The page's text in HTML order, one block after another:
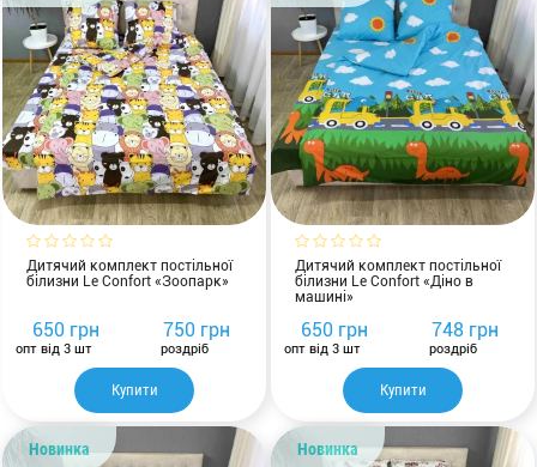
Дитячий комплект постільної
білизни Le Confort «Зоопарк»
Купити
650 грн
опт від 3 шт
750 грн
роздріб
Дитячий комплект постільної
білизни Le Confort «Діно в
машині»
Купити
650 грн
опт від 3 шт
748 грн
роздріб
Новинка Новинка